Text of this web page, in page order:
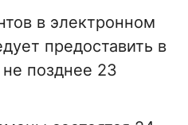
в электронном
предоставить в
позднее 23